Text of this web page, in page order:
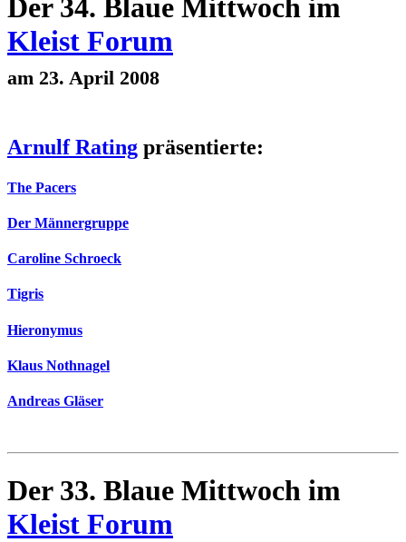
Der 34. Blaue Mittwoch im
Kleist Forum
am 23. April 2008
Arnulf Rating präsentierte:
The Pacers
Der Männergruppe
Caroline Schroeck
Tigris
Hieronymus
Klaus Nothnagel
Andreas Gläser
Der 33. Blaue Mittwoch im
Kleist Forum